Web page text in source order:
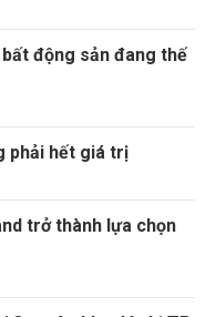
động sản đang thế
phải hết giá trị
trở thành lựa chọn